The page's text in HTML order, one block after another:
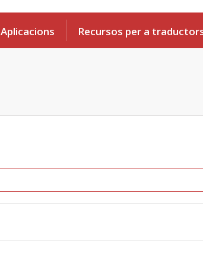
Aplicacions Recursos per a